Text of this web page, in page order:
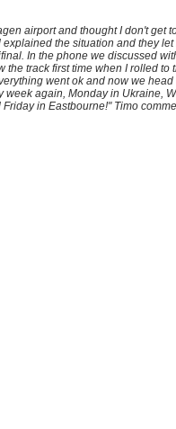
airport and thought I don't get
the situation and they
In the phone we discussed
track first time when I rolled to
went ok and now we
week again, Monday in Ukraine,
in Eastbourne!" Timo